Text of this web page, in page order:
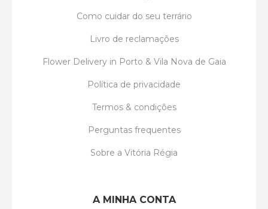
Como cuidar do seu terrário
Livro de reclamações
Flower Delivery in Porto & Vila Nova de Gaia
Política de privacidade
Termos & condições
Perguntas frequentes
Sobre a Vitória Régia
A MINHA CONTA